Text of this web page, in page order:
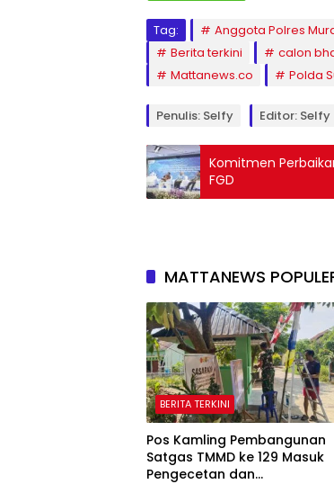
Tag:
Anggota Polres
Berita terkini
calon
Mattanews.co
Polda
Penulis: Selfy Editor: Selfy
Komitmen
FGD
MATTANEWS
BERITA TERKINI
Pos Kamling Pembangunan
Satgas TMMD ke 129 Masuk
Pengecetan dan